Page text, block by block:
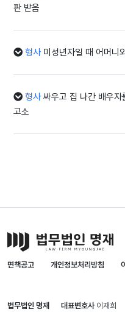
판 받음
형사미성년자일 때 어머니
형사싸우고 집 나간 배우자
고소
면책공고 개인정보처리방침
법무법인 명재 대표변호사 이재희